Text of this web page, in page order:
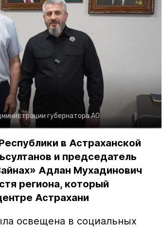
губернатора АО
в Астраханской
и председатель
Адлан Мухадинович
региона, который
Астрахани
освещена в социальных